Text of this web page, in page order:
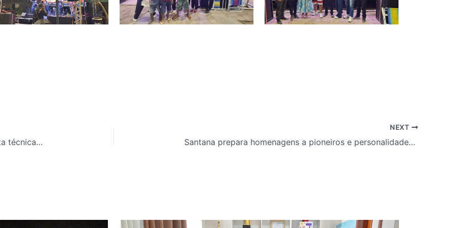
Associação dos Artesãos de Santana recebe visita técnica da SEAS-AP
NEXT
Santana prepara homenagens a pioneiros e personalidades históricas